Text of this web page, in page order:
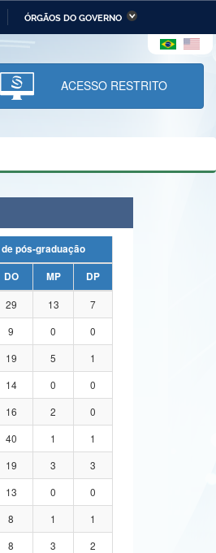
ÓRGÃOS DO GOVERNO
da Infraestrutura
da Ciência,
Inovações e
ACESSO RESTRITO
pós-graduação
DO MP
DP
29 13
7
9 0
0
19 5
1
14 0
0
16 2
0
40 1
1
19 3
3
13 0
0
8 1
1
8 3
2